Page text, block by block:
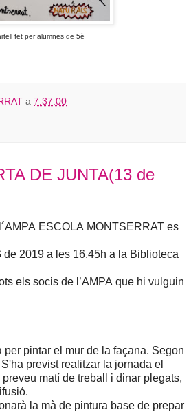
fet per alumnes de 5è
a 7:37:00
DE JUNTA(13 de
ESCOLA MONTSERRAT es
de 2019 a les 16.45h a la Biblioteca
els socis de l’AMPA que hi vulguin
per pintar el mur de la façana. Segon
previst realitzar la jornada el
matí de treball i dinar plegats,
la mà de pintura base de prepar